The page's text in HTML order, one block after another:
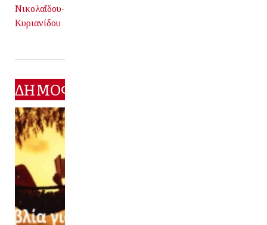
Νικολαΐδου-
Κυριανίδου
ΔΗΜΟΦΙΛΕΣΤΕΡΑ